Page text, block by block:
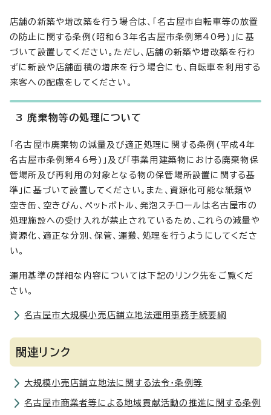
店舗の新築や増改築を行う場合は、「名古屋市自転車等の放置
の防止に関する条例(昭和63年名古屋市条例第40号)」に基
づいて設置してください。ただし、店舗の新築や増改築を行わ
ずに新設や店舗面積の増床を行う場合にも、自転車を利用する
来客への配慮をしてください。
3 廃棄物等の処理について
「名古屋市廃棄物の減量及び適正処理に関する条例(平成4年
名古屋市条例第46号)」及び「事業用建築物における廃棄物保
管場所及び再利用の対象となる物の保管場所設置に関する基
準」に基づいて設置してください。また、資源化可能な紙類や
空き缶、空きびん、ペットボトル、発泡スチロールは名古屋市の
処理施設への受け入れが禁止されているため、これらの減量や
資源化、適正な分別、保管、運搬、処理を行うようにしてくださ
い。
運用基準の詳細な内容については下記のリンク先をご覧くだ
さい。
名古屋市大規模小売店舗立地法運用事務手続要綱
関連リンク
大規模小売店舗立地法に関する法令・条例等
名古屋市商業者等による地域貢献活動の推進に関する条例